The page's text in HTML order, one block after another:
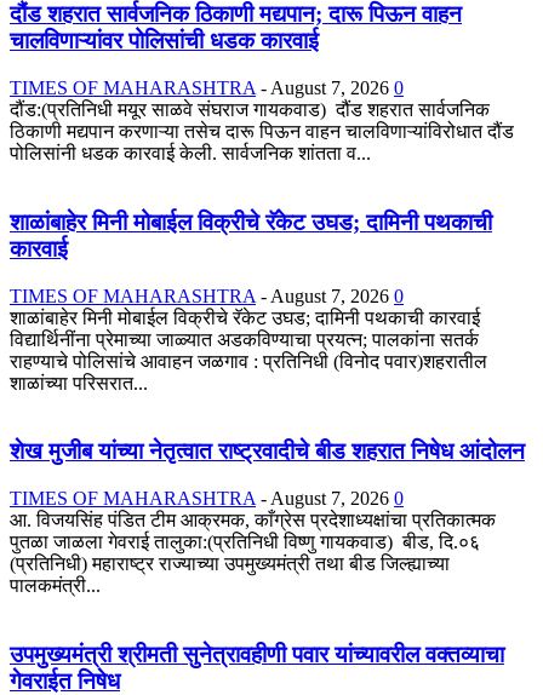
दौंड शहरात सार्वजनिक ठिकाणी मद्यपान; दारू पिऊन वाहन
चालविणाऱ्यांवर पोलिसांची धडक कारवाई
TIMES OF MAHARASHTRA - August 7, 2026 0
दौंड:(प्रतिनिधी मयूर साळवे संघराज गायकवाड) दौंड शहरात सार्वजनिक
ठिकाणी मद्यपान करणाऱ्या तसेच दारू पिऊन वाहन चालविणाऱ्यांविरोधात दौंड
पोलिसांनी धडक कारवाई केली. सार्वजनिक शांतता व...
शाळांबाहेर मिनी मोबाईल विक्रीचे रॅकेट उघड; दामिनी पथकाची
कारवाई
TIMES OF MAHARASHTRA - August 7, 2026 0
शाळांबाहेर मिनी मोबाईल विक्रीचे रॅकेट उघड; दामिनी पथकाची कारवाई
विद्यार्थिनींना प्रेमाच्या जाळ्यात अडकविण्याचा प्रयत्न; पालकांना सतर्क
राहण्याचे पोलिसांचे आवाहन जळगाव : प्रतिनिधी (विनोद पवार)शहरातील
शाळांच्या परिसरात...
शेख मुजीब यांच्या नेतृत्वात राष्ट्रवादीचे बीड शहरात निषेध आंदोलन
TIMES OF MAHARASHTRA - August 7, 2026 0
आ. विजयसिंह पंडित टीम आक्रमक, काँग्रेस प्रदेशाध्यक्षांचा प्रतिकात्मक
पुतळा जाळला गेवराई तालुका:(प्रतिनिधी विष्णु गायकवाड) बीड, दि.०६
(प्रतिनिधी) महाराष्ट्र राज्याच्या उपमुख्यमंत्री तथा बीड जिल्ह्याच्या
पालकमंत्री...
उपमुख्यमंत्री श्रीमती सुनेत्रावहीणी पवार यांच्यावरील वक्तव्याचा
गेवराईत निषेध